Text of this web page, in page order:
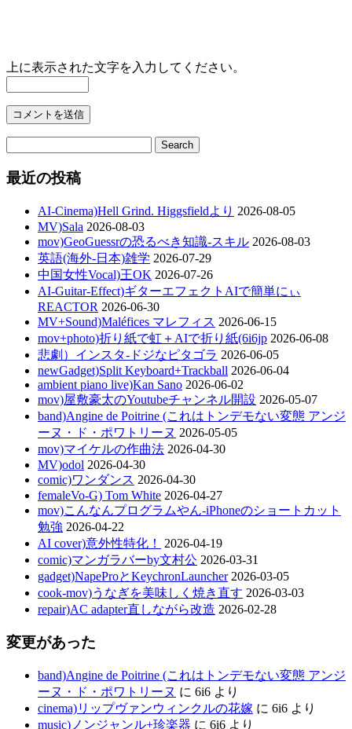
上に表示された文字を入力してください。
最近の投稿
AI-Cinema)Hell Grind. Higgsfieldより 2026-08-05
MV)Sala 2026-08-03
mov)GeoGuessrの恐るべき知識-スキル 2026-08-03
英語(海外-日本)雑学 2026-07-29
中国女性Vocal)王OK 2026-07-26
AI-Guitar-Effect)ギターエフェクトAIで簡単にぃ
REACTOR 2026-06-30
MV+Sound)Maléfices マレフィス 2026-06-15
mov+photo)折り紙で虹＋AIで折り紙(6i6jp 2026-06-08
悲劇）インスタ-ドジなピタゴラ 2026-06-05
newGadget)Split Keyboard+Trackball 2026-06-04
ambient piano live)Kan Sano 2026-06-02
mov)屋敷豪太のYoutubeチャンネル開設 2026-05-07
band)Angine de Poitrine (これはトンデモない変態 アンジ
ーヌ・ド・ポワトリーヌ 2026-05-05
mov)マイケルの作曲法 2026-04-30
MV)odol 2026-04-30
comic)ワンダンス 2026-04-30
femaleVo-G) Tom White 2026-04-27
mov)こんなんプログラムやん-iPhoneのショートカット
勉強 2026-04-22
AI cover)意外性特化！
2026-04-19
comic)マンガラバーby文村公 2026-03-31
gadget)NapeProとKeychronLauncher 2026-03-05
cook-mov)うなぎを美味しく焼き直す 2026-03-03
repair)AC adapter直しながら改造 2026-02-28
変更があった
band)Angine de Poitrine (これはトンデモない変態 アンジ
ーヌ・ド・ポワトリーヌ に 6i6 より
cinema)リップヴァンウィンクルの花嫁 に 6i6 より
music)ノンジャンル+珍楽器 に 6i6 より